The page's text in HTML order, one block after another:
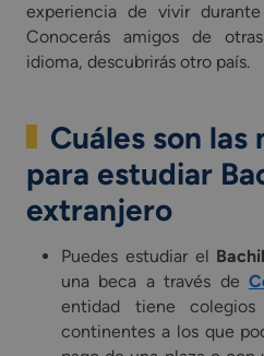
experiencia de vivir
Conocerás amigos de
idioma, descubrirás otro país.
Cuáles son las
para estudiar
extranjero
Puedes estudiar el
una beca a través de
entidad tiene
continentes a los que